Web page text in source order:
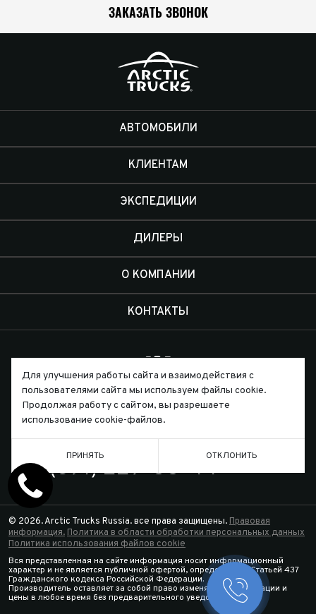
ЗАКАЗАТЬ ЗВОНОК
АВТОМОБИЛИ
КЛИЕНТАМ
ЭКСПЕДИЦИИ
ДИЛЕРЫ
О КОМПАНИИ
КОНТАКТЫ
Письмо директору
7 (391) 229-55-44
© 2026. Arctic Trucks Russia. все права защищены.Правовая
информация.Политика в области обработки персональных данных
Политика использования файлов cookie
Вся представленная на сайте информация носит информационный
характер и не является публичной офертой, определяемой Статьей 437
Гражданского кодекса Российской Федерации.
Производитель оставляет за собой право изменять спецификации и
цены в любое время без предварительного уведомления.
Заказать
Для улучшения работы сайта и взаимодействия с
пользователями сайта мы используем файлы cookie.
Продолжая работу с сайтом, вы разрешаете
использование cookie-файлов.
ПРИНЯТЬ ОТКЛОНИТЬ